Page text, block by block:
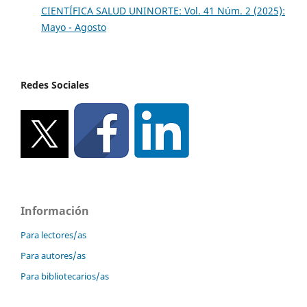
CIENTÍFICA SALUD UNINORTE: Vol. 41 Núm. 2 (2025):
Mayo - Agosto
Redes Sociales
Información
Para lectores/as
Para autores/as
Para bibliotecarios/as